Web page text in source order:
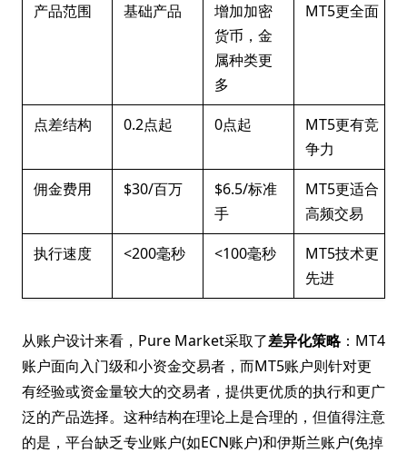
产品范围
基础产品
增加加密
货币，金
属种类更
多
MT5更全面
点差结构 0.2点起 0点起
MT5更有竞
争力
佣金费用
$30/百万
$6.5/标准
手
MT5更适合
高频交易
执行速度
<200毫秒 <100毫秒
MT5技术更
先进
从账户设计来看，Pure Market采取了差异化策略：MT4
账户面向入门级和小资金交易者，而MT5账户则针对更
有经验或资金量较大的交易者，提供更优质的执行和更广
泛的产品选择。这种结构在理论上是合理的，但值得注意
的是，平台缺乏专业账户(如ECN账户)和伊斯兰账户(免掉